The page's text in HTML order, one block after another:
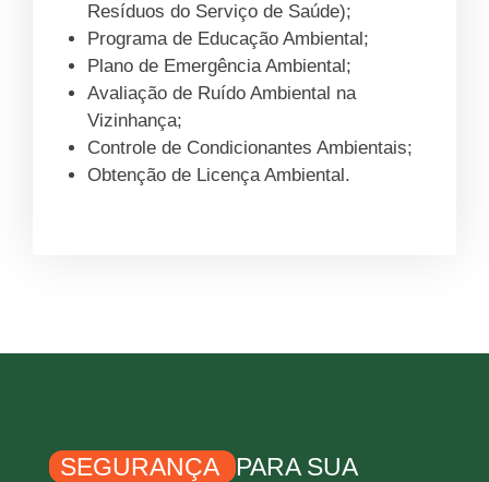
Resíduos do Serviço de Saúde);
Programa de Educação Ambiental;
Plano de Emergência Ambiental;
Avaliação de Ruído Ambiental na
Vizinhança;
Controle de Condicionantes Ambientais;
Obtenção de Licença Ambiental.
SEGURANÇA PARA SUA